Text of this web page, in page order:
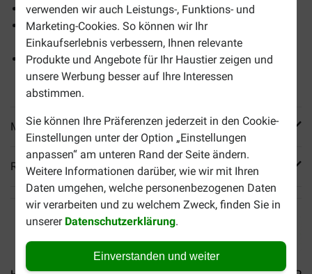
verwenden wir auch Leistungs-, Funktions- und
Marketing-Cookies. So können wir Ihr
Einkaufserlebnis verbessern, Ihnen relevante
Produkte und Angebote für Ihr Haustier zeigen und
unsere Werbung besser auf Ihre Interessen
abstimmen.
Sie können Ihre Präferenzen jederzeit in den Cookie-
Einstellungen unter der Option „Einstellungen
anpassen“ am unteren Rand der Seite ändern.
Weitere Informationen darüber, wie wir mit Ihren
Daten umgehen, welche personenbezogenen Daten
wir verarbeiten und zu welchem Zweck, finden Sie in
unserer Datenschutzerklärung.
Einverstanden und weiter
Hilft, Übergewicht dauerhaft zu vermeiden
Die einzigartige Fasermischung hilft Hunden, sich satt
und zufrieden zu fühlen
Unterstützt die natürliche Fähigkeit des Hundes,
Körperfett zu verbrennen
Mehr Produktinfos
Reviews